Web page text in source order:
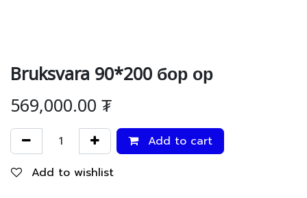
Bruksvara 90*200 бор ор
569,000.00₮
Add to cart
Add to wishlist